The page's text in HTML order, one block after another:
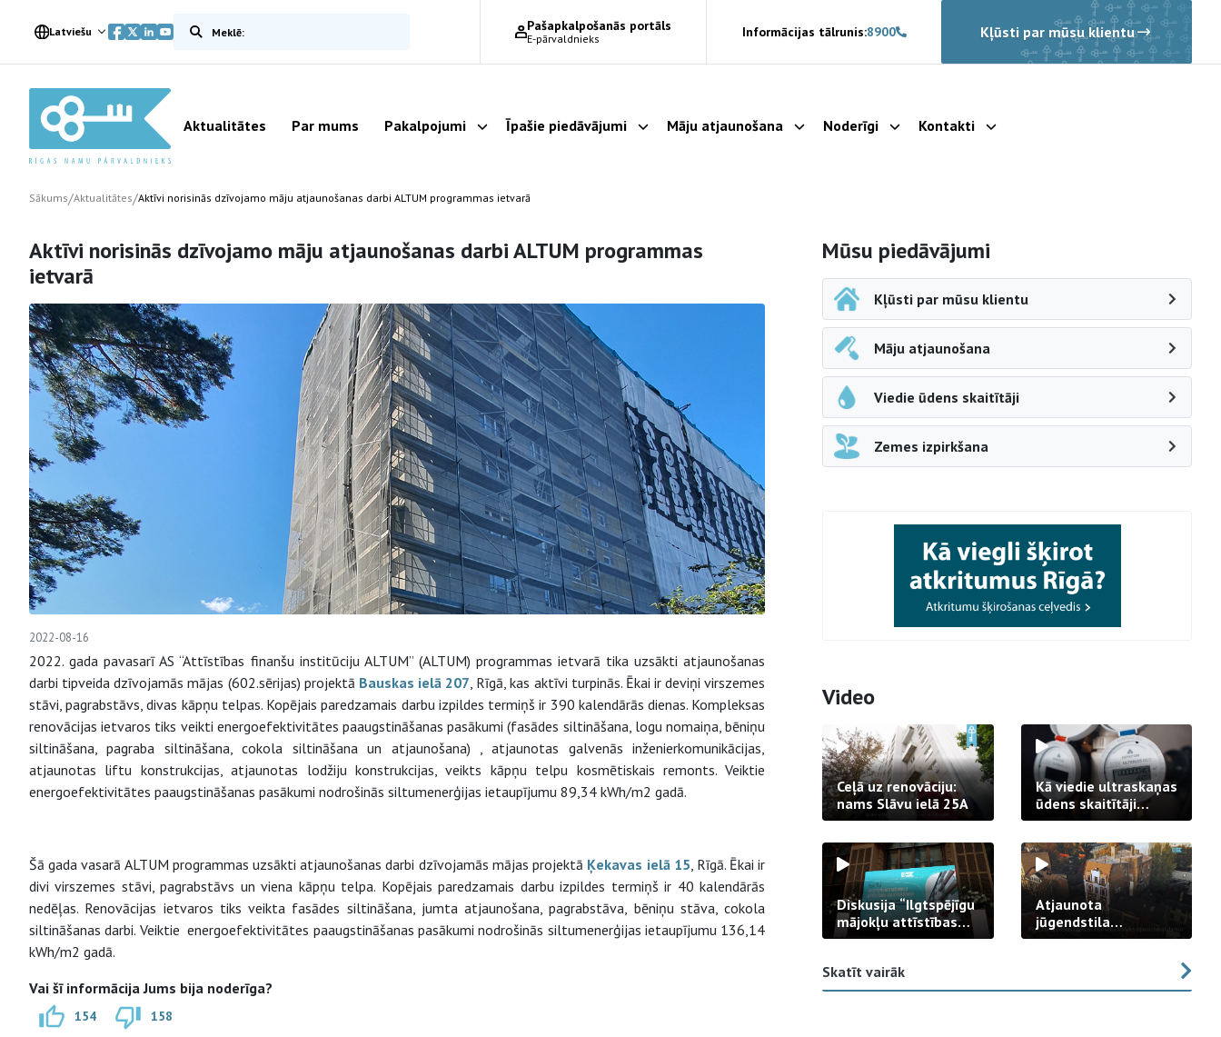
Latviešu Meklēt vietnē Pašapkalpošanās portāls
E-pārvaldnieks Informācijas tālrunis:8900 Kļūsti par mūsu klientu
Aktualitātes Par mums Pakalpojumi Parādīt apakšizvēlni
Īpašie piedāvājumi Parādīt apakšizvēlni
Māju atjaunošana Parādīt apakšizvēlni
Noderīgi Parādīt apakšizvēlni
Kontakti Parādīt apakšizvēlni
Sākums/Aktualitātes/Aktīvi norisinās dzīvojamo māju atjaunošanas darbi ALTUM programmas ietvarā
Aktīvi norisinās dzīvojamo māju atjaunošanas darbi ALTUM programmas
ietvarā
2022-08-16
2022. gada pavasarī AS “Attīstības finanšu institūciju ALTUM” (ALTUM) programmas ietvarā tika uzsākti atjaunošanas
darbi tipveida dzīvojamās mājas (602.sērijas) projektā Bauskas ielā 207 , Rīgā, kas aktīvi turpinās. Ēkai ir deviņi virszemes
stāvi, pagrabstāvs, divas kāpņu telpas. Kopējais paredzamais darbu izpildes termiņš ir 390 kalendārās dienas. Kompleksas
renovācijas ietvaros tiks veikti energoefektivitātes paaugstināšanas pasākumi (fasādes siltināšana, logu nomaiņa, bēniņu
siltināšana, pagraba siltināšana, cokola siltināšana un atjaunošana) , atjaunotas galvenās inženierkomunikācijas,
atjaunotas liftu konstrukcijas, atjaunotas lodžiju konstrukcijas, veikts kāpņu telpu kosmētiskais remonts. Veiktie
energoefektivitātes paaugstināšanas pasākumi nodrošinās siltumenerģijas ietaupījumu 89,34 kWh/m2 gadā.
Šā gada vasarā ALTUM programmas uzsākti atjaunošanas darbi dzīvojamās mājas projektā Ķekavas ielā 15 , Rīgā. Ēkai ir
divi virszemes stāvi, pagrabstāvs un viena kāpņu telpa. Kopējais paredzamais darbu izpildes termiņš ir 40 kalendārās
nedēļas. Renovācijas ietvaros tiks veikta fasādes siltināšana, jumta atjaunošana, pagrabstāva, bēniņu stāva, cokola
siltināšanas darbi. Veiktie energoefektivitātes paaugstināšanas pasākumi nodrošinās siltumenerģijas ietaupījumu 136,14
kWh/m2 gadā.
Vai šī informācija Jums bija noderīga?
154 158
Sāna navigācija
Mūsu piedāvājumi
Kļūsti par mūsu klientu
Māju atjaunošana
Viedie ūdens skaitītāji
Zemes izpirkšana
Video
Ceļā uz renovāciju:
nams Slāvu ielā 25A
Kā viedie ultraskaņas
ūdens skaitītāji
strādā praksē
Diskusija “Ilgtspējīgu
mājokļu attīstības
izaicinājums”
Atjaunota
jūgendstila
arhitektūras pērles
Skatīt vairāk